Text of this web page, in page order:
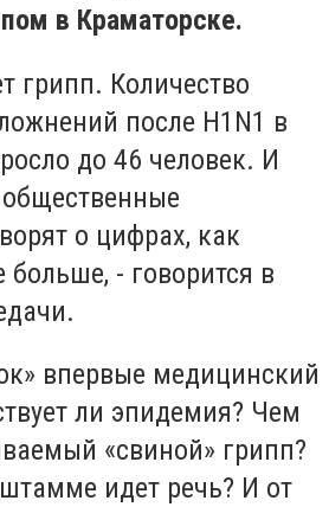
в Краматорске.
грипп. Количество
после H1N1 в
до 46 человек. И
о цифрах, как
- говорится в
впервые медицинский
ли эпидемия? Чем
«свиной» грипп?
идет речь? И от